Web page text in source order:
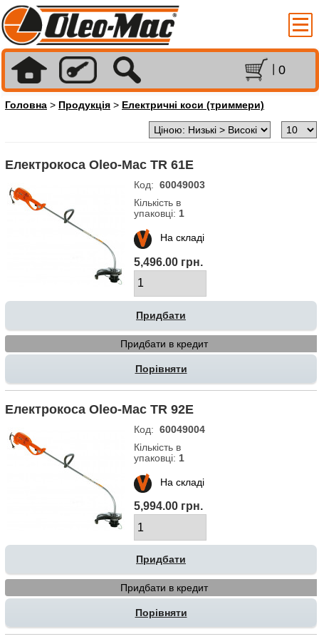
0
Головна > Продукція > Електричні коси (триммери)
Електрокоса Oleo-Mac TR 61Е
Код: 60049003
Кількість в
упаковці: 1
На складі
5,496.00 грн.
Придбати в кредит
Порівняти
Електрокоса Oleo-Mac TR 92Е
Код: 60049004
Кількість в
упаковці: 1
На складі
5,994.00 грн.
Придбати в кредит
Порівняти